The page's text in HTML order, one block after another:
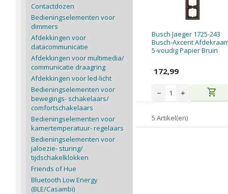
Busch Jaeger 1725-243
Busch-Axcent
5-voudig Papier Bruin
172,99
− + shopping_cart
5 Artikel(en)
Contactdozen
Bedieningselementen voor
dimmers
Afdekkingen voor
datacommunicatie
Afdekkingen voor multimedia/
communicatie draagring
Afdekkingen voor led-licht
Bedieningselementen voor
bewegings- schakelaars/
comfortschakelaars
Bedieningselementen voor
kamertemperatuur- regelaars
Bedieningselementen voor
jaloezie- sturing/
tijdschakelklokken
Friends of Hue
Bluetooth Low Energy
(BLE/Casambi)